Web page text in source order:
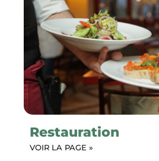
Restauration
VOIR LA PAGE »